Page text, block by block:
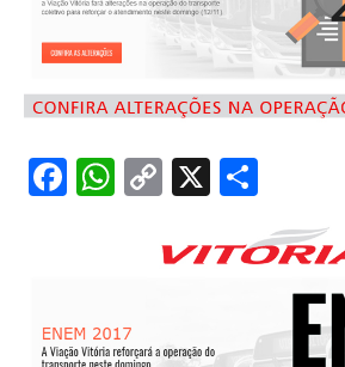
Facebook
WhatsApp
Copy
X